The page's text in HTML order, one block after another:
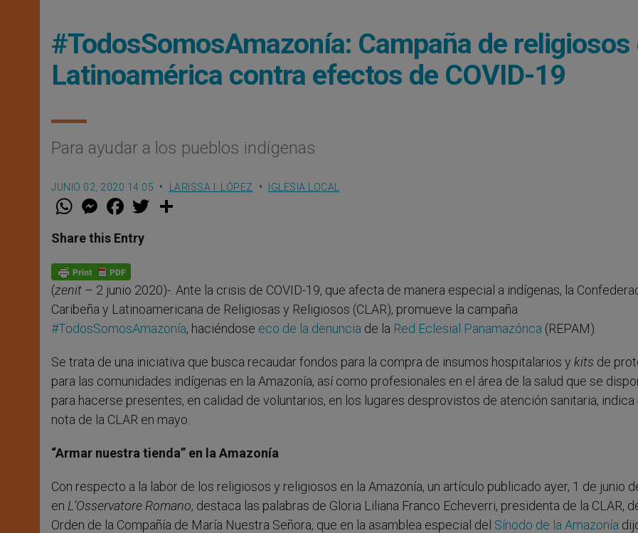
#TodosSomosAmazonía: Campaña de religiosos
Latinoamérica contra efectos de COVID-19
Para ayudar a los pueblos indígenas
JUNIO 02, 2020 14:05 LARISSA I. LÓPEZ IGLESIA LOCAL
W
t
s
p
p
M
e
s
e
g
e
r
F
a
e
b
o
k
w
Share this Entry
(zenit – 2 junio 2020)-. Ante la crisis de COVID-19, que afecta de manera especial a indígenas, la
Caribeña y Latinoamericana de Religiosas y Religiosos (CLAR), promueve la campaña
#TodosSomosAmazonía, haciéndose eco de la denuncia de la Red Eclesial Panamazónca (REPAM).
Se trata de una iniciativa que busca recaudar fondos para la compra de insumos hospitalarios y kits de
para las comunidades indígenas en la Amazonía, así como profesionales en el área de la salud que se
para hacerse presentes, en calidad de voluntarios, en los lugares desprovistos de atención sanitaria, indica
nota de la CLAR en mayo.
“Armar nuestra tienda” en la Amazonía
Con respecto a la labor de los religiosos y religiosos en la Amazonía, un artículo publicado ayer, 1 de junio
en L’Osservatore Romano, destaca las palabras de Gloria Liliana Franco Echeverri, presidenta de la CLAR,
Orden de la Compañía de María Nuestra Señora, que en la asamblea especial del Sínodo de la Amazonía